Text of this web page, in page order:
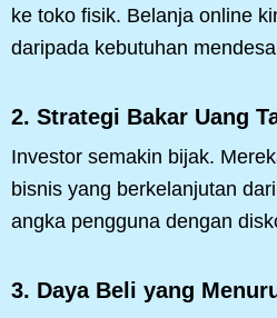
ke toko fisik. Belanja online
daripada kebutuhan
2. Strategi Bakar Uang
Investor semakin bijak.
bisnis yang berkelanjutan
angka pengguna dengan
3. Daya Beli yang